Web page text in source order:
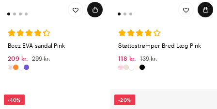
Beez EVA-sandal Pink
209 kr.
299 kr.
Støttestrømper Bred Læg Pink
118 kr.
139 kr.
-40% -20%